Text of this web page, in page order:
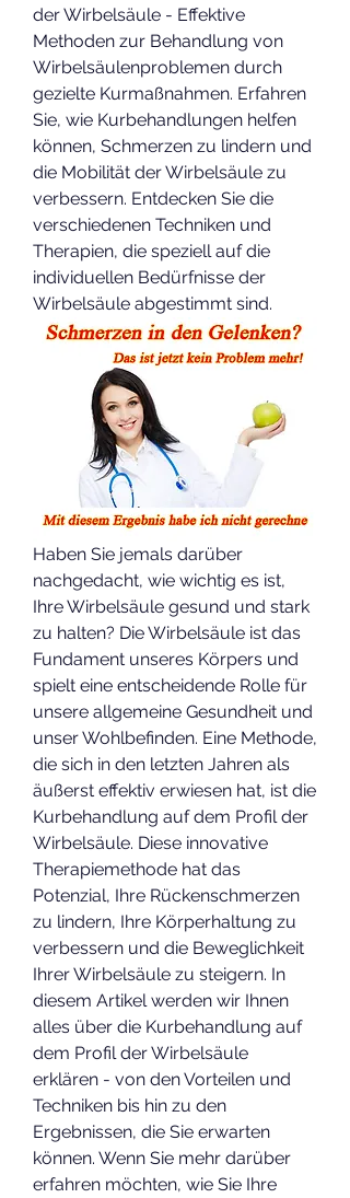
der Wirbelsäule - Effektive
Methoden zur Behandlung von
Wirbelsäulenproblemen durch
gezielte Kurmaßnahmen. Erfahren
Sie, wie Kurbehandlungen helfen
können, Schmerzen zu lindern und
die Mobilität der Wirbelsäule zu
verbessern. Entdecken Sie die
verschiedenen Techniken und
Therapien, die speziell auf die
individuellen Bedürfnisse der
Wirbelsäule abgestimmt sind.
Haben Sie jemals darüber
nachgedacht, wie wichtig es ist,
Ihre Wirbelsäule gesund und stark
zu halten? Die Wirbelsäule ist das
Fundament unseres Körpers und
spielt eine entscheidende Rolle für
unsere allgemeine Gesundheit und
unser Wohlbefinden. Eine Methode,
die sich in den letzten Jahren als
äußerst effektiv erwiesen hat, ist die
Kurbehandlung auf dem Profil der
Wirbelsäule. Diese innovative
Therapiemethode hat das
Potenzial, Ihre Rückenschmerzen
zu lindern, Ihre Körperhaltung zu
verbessern und die Beweglichkeit
Ihrer Wirbelsäule zu steigern. In
diesem Artikel werden wir Ihnen
alles über die Kurbehandlung auf
dem Profil der Wirbelsäule
erklären - von den Vorteilen und
Techniken bis hin zu den
Ergebnissen, die Sie erwarten
können. Wenn Sie mehr darüber
erfahren möchten, wie Sie Ihre